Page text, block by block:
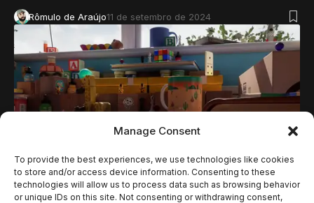
Manage Consent
To provide the best experiences, we use technologies like cookies
to store and/or access device information. Consenting to these
technologies will allow us to process data such as browsing behavior
or unique IDs on this site. Not consenting or withdrawing consent,
Rômulo de Araújo11 de setembro de 2024
NOTÍCIAS